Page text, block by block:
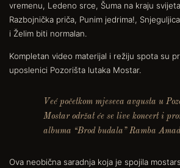
vremenu, Ledeno srce, Šuma na kraju
Razbojnička priča, Punim jedrima!,
i Želim biti normalan.
Kompletan video materijal i režiju spota su
uposlenici Pozorišta lutaka Mostar.
Već početkom mjeseca avgusta u
Mostar održat će se live koncert i
albuma “Brod budala” Ramba
Ova neobična saradnja koja je spojila